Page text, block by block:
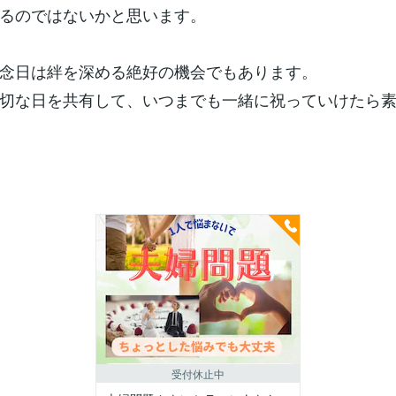
のではないかと思います。
日は絆を深める絶好の機会でもあります。
な日を共有して、いつまでも一緒に祝っていけたら
受付休止中